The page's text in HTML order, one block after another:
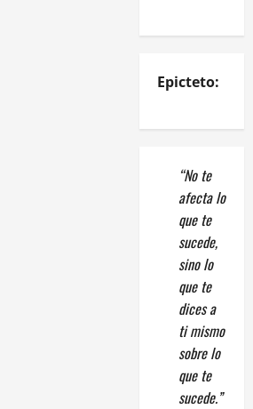
Epicteto:
“No te
afecta lo
que te
sucede,
sino lo
que te
dices a
ti mismo
sobre lo
que te
sucede.”